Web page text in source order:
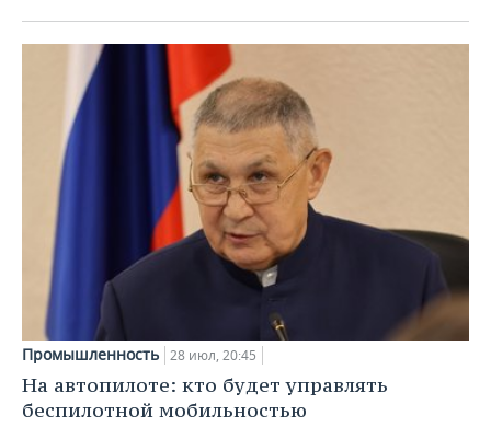
Промышленность 28 июл, 20:45
На автопилоте: кто будет управлять
беспилотной мобильностью